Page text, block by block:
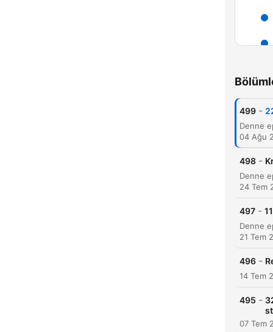
Öne
499 -
04 Ağu
498 -
24 Tem
497 -
21 Tem
496 -
14 Tem
495 -
07 Tem